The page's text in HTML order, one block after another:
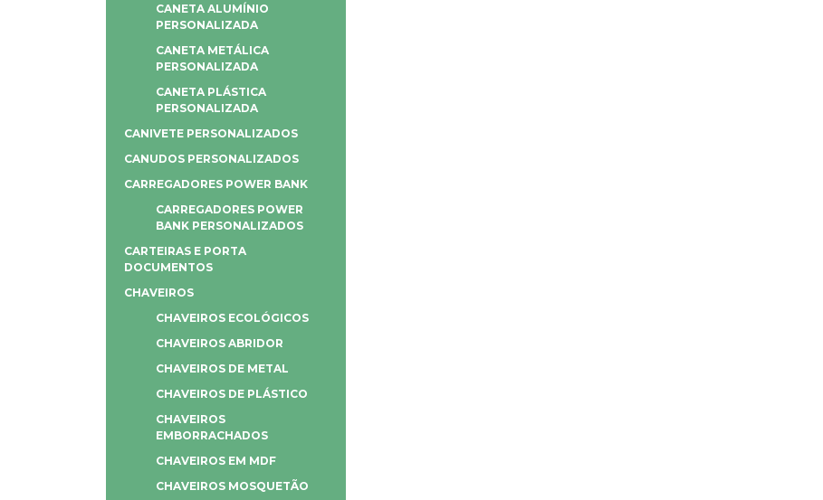
CANETA ALUMÍNIO
PERSONALIZADA
CANETA METÁLICA
PERSONALIZADA
CANETA PLÁSTICA
PERSONALIZADA
CANIVETE PERSONALIZADOS
CANUDOS PERSONALIZADOS
CARREGADORES POWER BANK
CARREGADORES POWER
BANK PERSONALIZADOS
CARTEIRAS E PORTA
DOCUMENTOS
CHAVEIROS
CHAVEIROS ECOLÓGICOS
CHAVEIROS ABRIDOR
CHAVEIROS DE METAL
CHAVEIROS DE PLÁSTICO
CHAVEIROS
EMBORRACHADOS
CHAVEIROS EM MDF
CHAVEIROS MOSQUETÃO